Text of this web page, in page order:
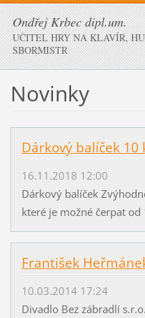
Ondřej Krbec dipl.um.
UČITEL HRY NA KLAVÍR,
SBORMISTR
Novinky
Dárkový balíček
16.11.2018 12:00
Dárkový balíček
které je možné čerpat od
František
10.03.2014 17:24
Divadlo Bez zábradlí